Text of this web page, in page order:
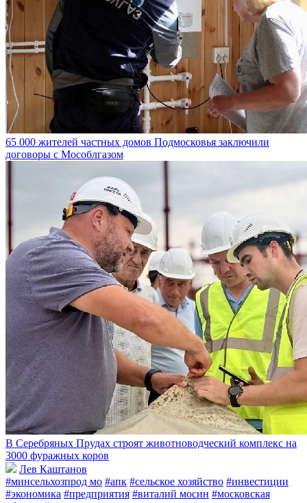
65 000 жителей частных домов Подмосковья заключили
договоры с Мособлгазом
В Серебряных Прудах строят животноводческий комплекс на
3000 фуражных коров
Лев Каштанов
#минсельхозпрод мо #апк #сельское хозяйство #инвестиции
#экономика #предприятия #виталий мосин #московская